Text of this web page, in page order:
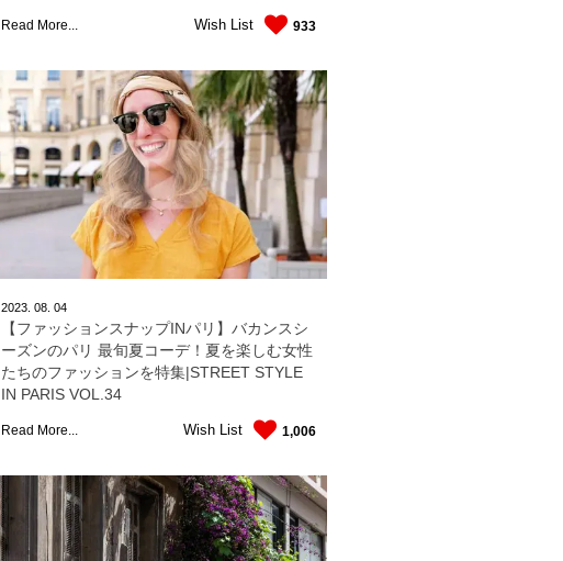
Read More... 933
Wish List
2023. 08. 04
【ファッションスナップINパリ】バカンスシ
ーズンのパリ 最旬夏コーデ！夏を楽しむ女性
たちのファッションを特集|STREET STYLE
IN PARIS VOL.34
Read More... 1,006
Wish List